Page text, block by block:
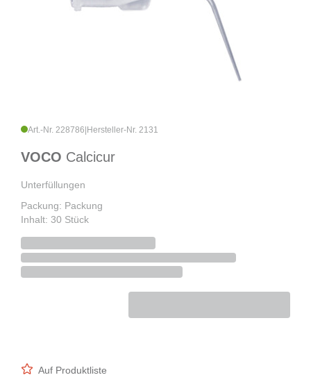
Art.-Nr. 228786 Hersteller-Nr. 2131
VOCO Calcicur
Unterfüllungen
Packung: Packung
Inhalt: 30 Stück
Auf Produktliste